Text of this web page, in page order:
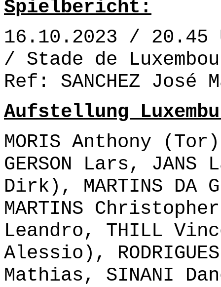
Spielbericht:
16.10.2023 / 20.45
/ Stade de
Ref: SANCHEZ
Aufstellung
MORIS Anthony
GERSON Lars, JANS
Dirk), MARTINS DA
MARTINS
Leandro, THILL
Alessio),
Mathias, SINANI